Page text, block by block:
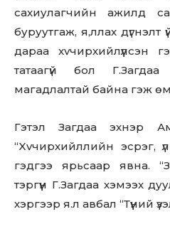
сахиулагчийн ажилд
буруутгаж, я,ллах
дараа xvчирхийлүүлсэн
татаагүй бол
магадлалтай байна гэж
Гэтэл Загдаа эхнэр
“Xvчиpхийллийн эсрэг,
гэдгээ ярьсаар явна.
тэргүүн Г.Загдаа хэмээх
хэргээр я.л авбал “Түүний